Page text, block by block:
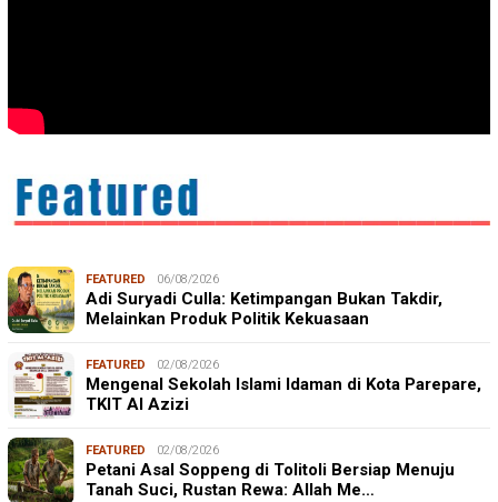
FEATURED 06/08/2026
Adi Suryadi Culla: Ketimpangan Bukan Takdir,
Melainkan Produk Politik Kekuasaan
FEATURED 02/08/2026
Mengenal Sekolah Islami Idaman di Kota Parepare,
TKIT Al Azizi
FEATURED 02/08/2026
Petani Asal Soppeng di Tolitoli Bersiap Menuju
Tanah Suci, Rustan Rewa: Allah Me…